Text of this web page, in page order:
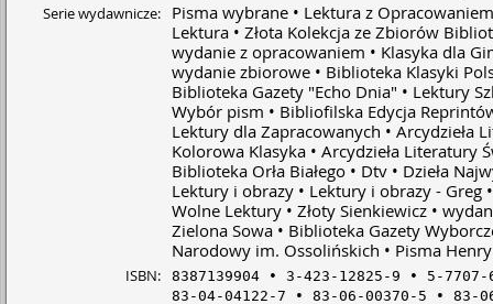
Serie wydawnicze: Pisma wybrane
Lektura z Opracowaniem
Lektura
Złota Kolekcja ze Zbiorów
wydanie z opracowaniem
Klasyka dla
wydanie zbiorowe
Biblioteka Klasyki
Biblioteka Gazety "Echo Dnia"
Lektury
Wybór pism
Bibliofilska Edycja
Lektury dla Zapracowanych
Arcydzieła
Kolorowa Klasyka
Arcydzieła Literatury
Biblioteka Orła Białego
Dtv
Dzieła
Lektury i obrazy
Lektury i obrazy - Greg
Wolne Lektury
Złoty Sienkiewicz
Zielona Sowa
Biblioteka Gazety
Narodowy im. Ossolińskich
Pisma
ISBN: 8387139904 3-423-12825-9
5-7707-
83-04-04122-7
83-06-00370-5 83-